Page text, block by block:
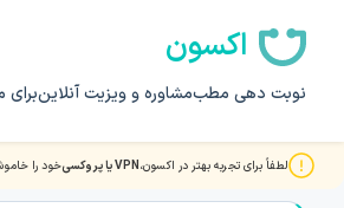
اکسون
نوبت دهی مطبمشاوره و ویزیت آنلاینبرای
لطفاً برای تجربه بهتر در اکسون،VPN یا پروکسی خود را صفحه اصلی/دکتر روانشناسی/دکتر فروغ السادات